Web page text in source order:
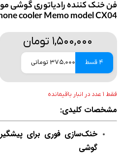
cooler Memo model CX04
۱,۵۰۰,۰۰۰ تومان
4 قسط 375,000 تومانی
فقط ۱ عدد در انبار باقیمانده
مشخصات کلیدی:
خنک‌سازی فوری برای
گوشی